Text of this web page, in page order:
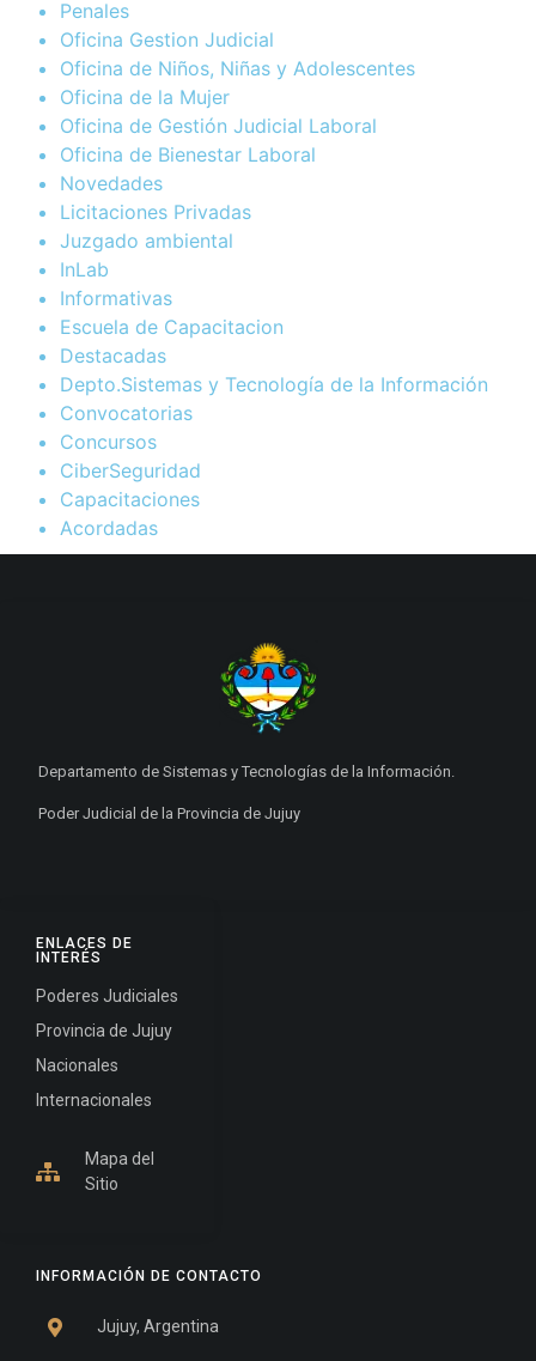
Penales
Oficina Gestion Judicial
Oficina de Niños, Niñas y Adolescentes
Oficina de la Mujer
Oficina de Gestión Judicial Laboral
Oficina de Bienestar Laboral
Novedades
Licitaciones Privadas
Juzgado ambiental
InLab
Informativas
Escuela de Capacitacion
Destacadas
Depto.Sistemas y Tecnología de la Información
Convocatorias
Concursos
CiberSeguridad
Capacitaciones
Acordadas
INFORMACIÓN DE CONTACTO
Jujuy, Argentina
ENLACES DE
INTERÉS
Poderes Judiciales
Provincia de Jujuy
Nacionales
Internacionales
Mapa del
Sitio
Departamento de Sistemas y Tecnologías de la Información.
Poder Judicial de la Provincia de Jujuy